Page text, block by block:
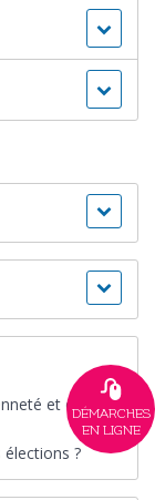
et de
?
DÉMARCHES
EN LIGNE